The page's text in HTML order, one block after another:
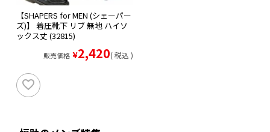
【SHAPERS for MEN (シェーパー
ズ)】 着圧靴下 リブ 無地 ハイソ
ックス丈 (32815)
販売価格 ¥2,420 税込